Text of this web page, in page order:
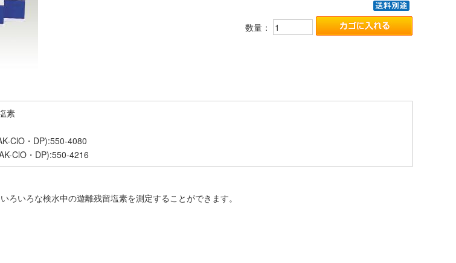
数量：
素
ClO・DP):550-4080
ClO・DP):550-4216
ろいろな検水中の遊離残留塩素を測定することができます。